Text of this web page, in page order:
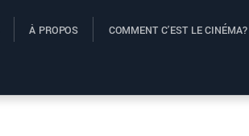
À PROPOS COMMENT C’EST LE CINÉMA?